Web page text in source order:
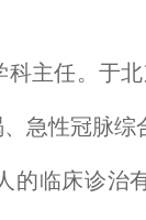
科主任。于
、 急性冠脉综
的临床诊治